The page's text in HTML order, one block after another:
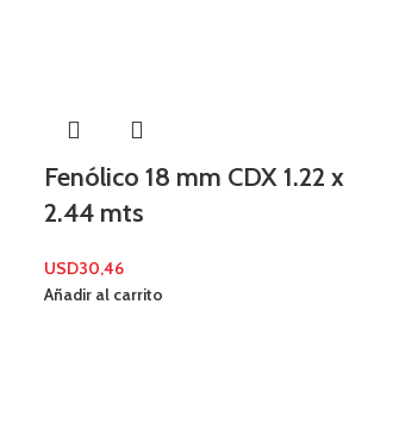
Fenólico 18 mm CDX 1.22 x
2.44 mts
USD30,46
Añadir al carrito